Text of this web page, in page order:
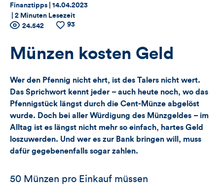
Thema:
Finanztipps | Datum:
14.04.2023
2 Minuten Lesezeit
Zähler
für
Likes
und
Kommentare
dieses
Artikels
Anzahl
Views
24.542
Anzahl
93
Münzen kosten Geld
Wer den Pfennig nicht ehrt, ist des Talers nicht wert.
Das Sprichwort kennt jeder – auch heute noch, wo das
Pfennigstück längst durch die Cent-Münze abgelöst
wurde. Doch bei aller Würdigung des Münzgeldes – im
Alltag ist es längst nicht mehr so einfach, hartes Geld
loszuwerden. Und wer es zur Bank bringen will, muss
dafür gegebenenfalls sogar zahlen.
50 Münzen pro Einkauf müssen